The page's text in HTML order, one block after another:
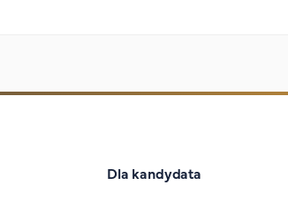
Dla kandydata